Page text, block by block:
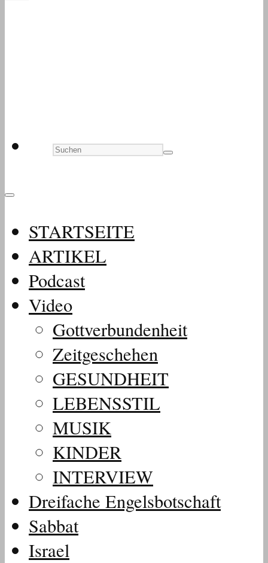
STARTSEITE
ARTIKEL
Podcast
Video
Gottverbundenheit
Zeitgeschehen
GESUNDHEIT
LEBENSSTIL
MUSIK
KINDER
INTERVIEW
Dreifache Engelsbotschaft
Sabbat
Israel